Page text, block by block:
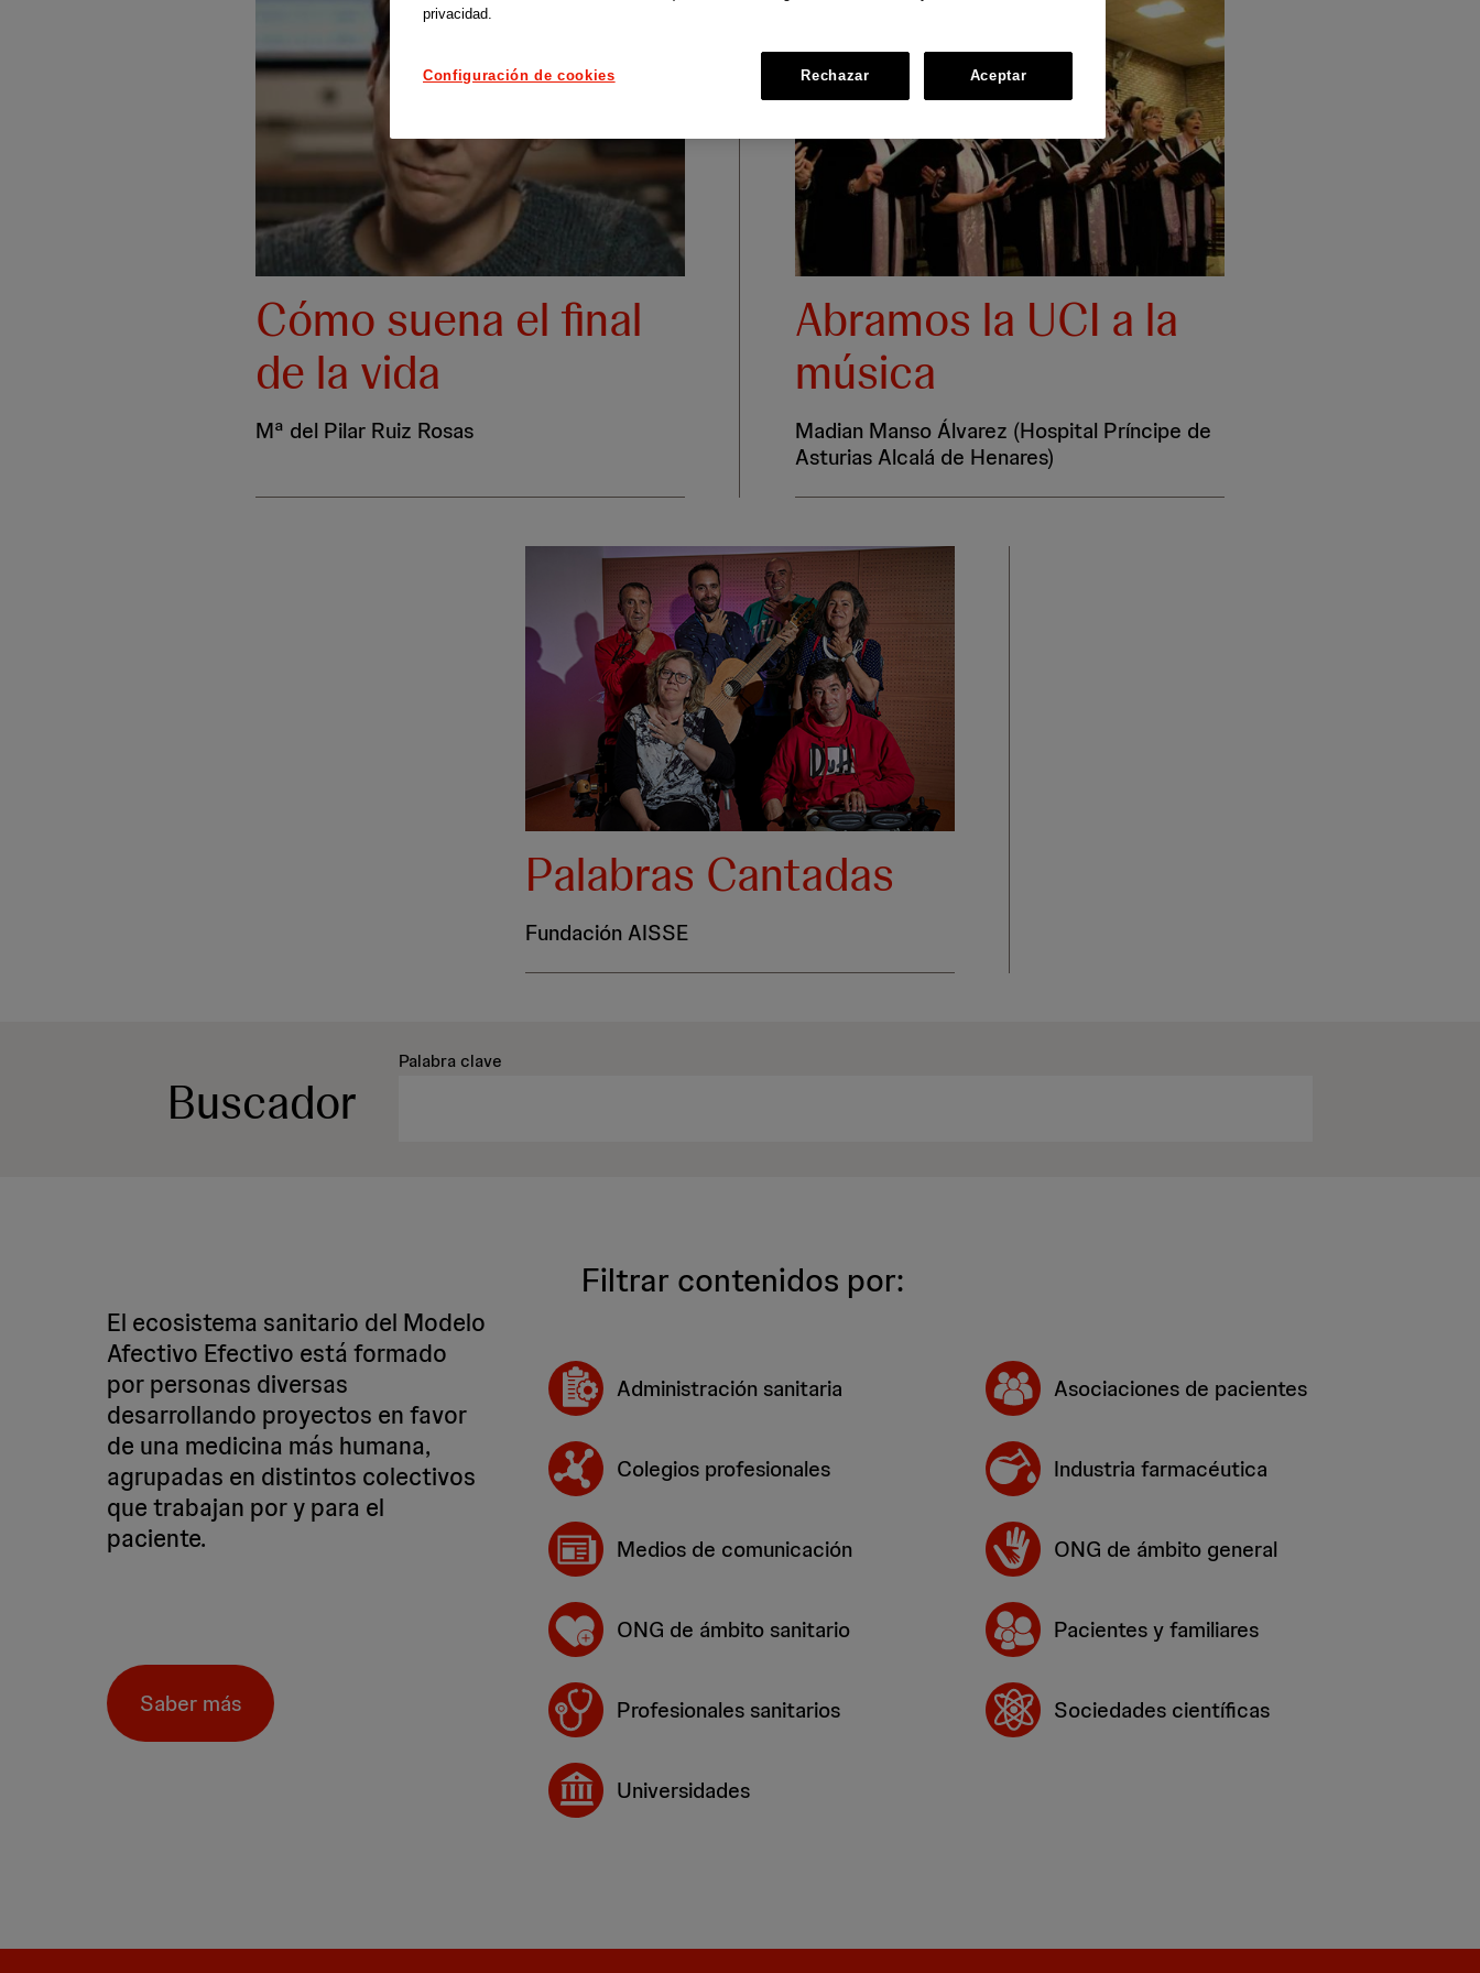
Cómo suena el final
de la vida
Mª del Pilar Ruiz Rosas
Abramos la UCI a la
música
Madian Manso Álvarez (Hospital Príncipe de
Asturias Alcalá de Henares)
Palabras Cantadas
Fundación AISSE
Palabra clave
Buscador
El ecosistema sanitario del Modelo
Afectivo Efectivo está formado
por personas diversas
desarrollando proyectos en favor
de una medicina más humana,
agrupadas en distintos colectivos
que trabajan por y para el
paciente.
Saber más
Filtrar contenidos por:
Administración sanitaria Asociaciones de pacientes
Colegios profesionales Industria farmacéutica
Medios de comunicación ONG de ámbito general
ONG de ámbito sanitario Pacientes y familiares
Profesionales sanitarios Sociedades científicas
Universidades
privacidad.
Configuración de cookies Rechazar Aceptar